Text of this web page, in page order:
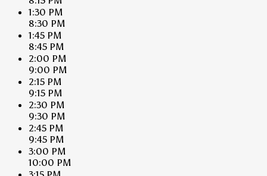
1:30 PM
8:30 PM
1:45 PM
8:45 PM
2:00 PM
9:00 PM
2:15 PM
9:15 PM
2:30 PM
9:30 PM
2:45 PM
9:45 PM
3:00 PM
10:00 PM